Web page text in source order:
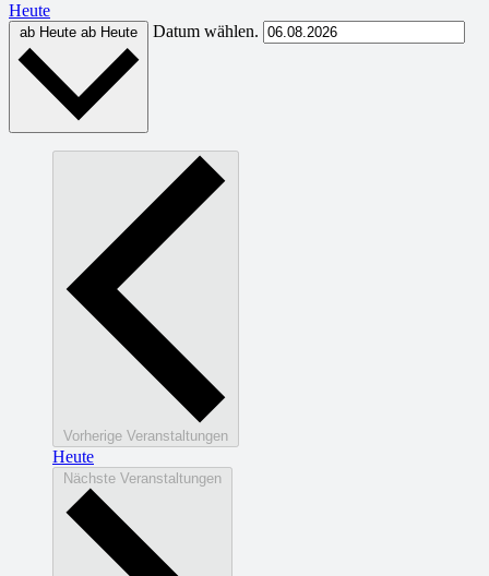
Heute
ab Heute ab Heute Datum wählen.
Vorherige Veranstaltungen
Heute
Nächste Veranstaltungen